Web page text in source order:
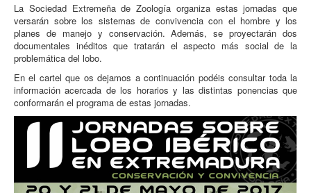
La Sociedad Extremeña de Zoología organiza estas jornadas que
versarán sobre los sistemas de convivencia con el hombre y los
planes de manejo y conservación. Además, se proyectarán dos
documentales inéditos que tratarán el aspecto más social de la
problemática del lobo.
En el cartel que os dejamos a continuación podéis consultar toda la
información acercada de los horarios y las distintas ponencias que
conformarán el programa de estas jornadas.